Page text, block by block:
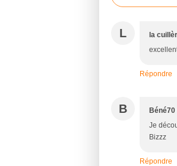
L la
Répondre
B Béné70
Je
Bizzz
Répondre